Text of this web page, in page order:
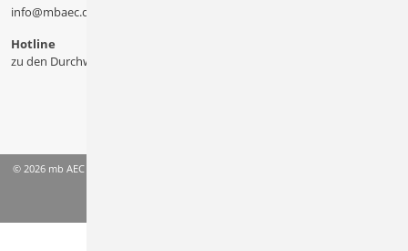
info@mbaec.de
Hotline
zu den Durchwahlen
© 2026 mb AEC Software GmbH